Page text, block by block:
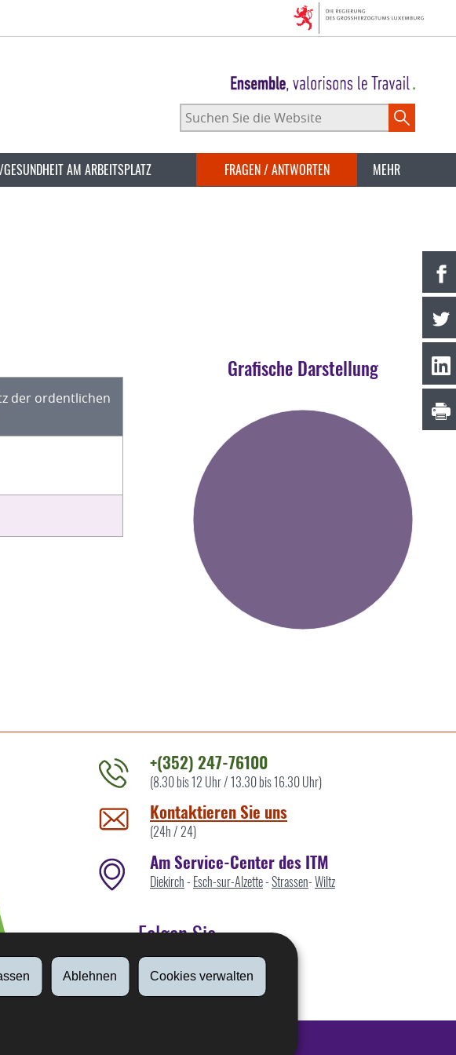
Ablehnen Cookies verwalten
Suchen
Sie
Website
AM ARBEITSPLATZ FRAGEN / ANTWORTEN MEHR
der ordentlichen
Grafische Darstellung
Kontaktieren
Sie
uns
+(352) 247-76100
(8.30 bis 12 Uhr / 13.30 bis 16.30 Uhr)
Kontaktieren Sie uns
(24h / 24)
Am Service-Center des ITM
Diekirch- Esch-sur-Alzette-Strassen-Wiltz
Folgen Sie
Linkedin